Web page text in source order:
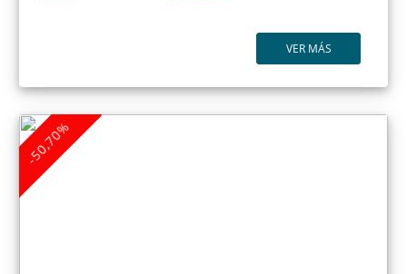
VER MÁS
-50,70%